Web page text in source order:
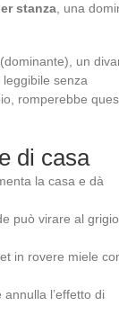
stanza , una
un
senza
romperebbe
di casa
la casa e dà
può virare al grigio
in rovere miele
l’effetto di